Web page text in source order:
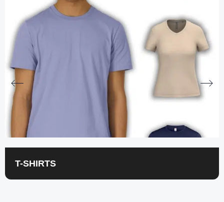
T-SHIRTS